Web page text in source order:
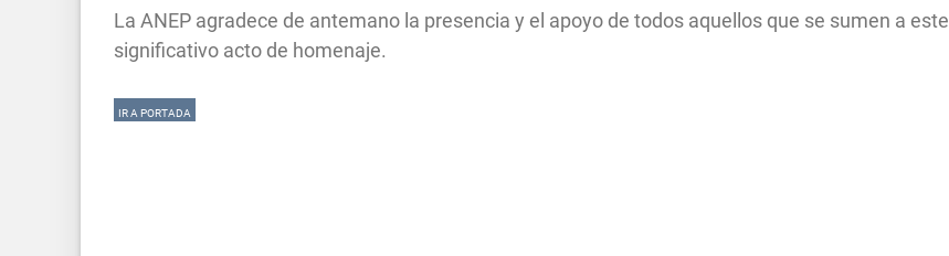
La ANEP agradece de antemano la presencia y el apoyo de todos aquellos que se sumen a este
significativo acto de homenaje.
IR A PORTADA